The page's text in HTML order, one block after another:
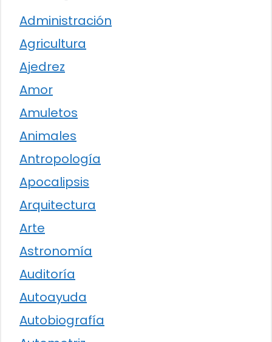
Administración
Agricultura
Ajedrez
Amor
Amuletos
Animales
Antropología
Apocalipsis
Arquitectura
Arte
Astronomía
Auditoría
Autoayuda
Autobiografía